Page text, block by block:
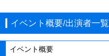
イベント概要/出演者一覧
イベント概要